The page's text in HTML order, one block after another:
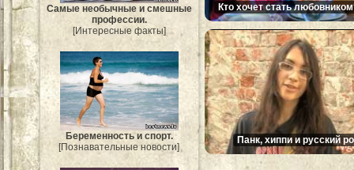
Самые необычные и смешные
профессии.
[Интересные факты]
Беременность и спорт.
[Познавательные новости]
Кто хочет стать
Панк, хиппи и русский